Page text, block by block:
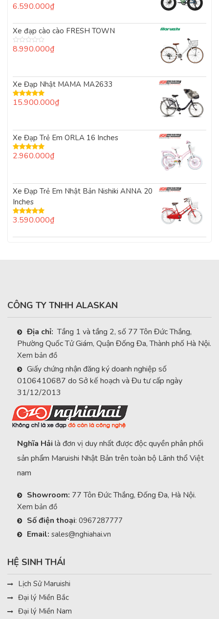
Được
0
5
sao
6.590.000₫
Xe đạp cào cào FRESH TOWN
Được
5
sao
8.990.000₫
Xe Đạp Nhật MAMA MA2633
Được xếp
15.900.000₫
Xe Đạp Trẻ Em ORLA 16 Inches
Được xếp
2.960.000₫
Xe Đạp Trẻ Em Nhật Bản Nishiki ANNA 20
Inches
Được xếp
3.590.000₫
CÔNG TY TNHH ALASKAN
Địa chỉ: Tầng 1 và tầng 2, số 77 Tôn Đức Thắng,
Phường Quốc Tử Giám, Quận Đống Đa, Thành phố Hà Nội.
Xem bản đồ
Giấy chứng nhận đăng ký doanh nghiệp số
0106410687 do Sở kế hoạch và Đu tư cấp ngày
31/12/2013
Nghĩa Hải là đơn vị duy nhất được độc quyền phân phối
sản phẩm Maruishi Nhật Bản trên toàn bộ Lãnh thổ Việt
nam
Showroom: 77 Tôn Đức Thắng, Đống Đa, Hà Nội.
Xem bản đồ
Số điện thoại: 0967287777
Email: sales@nghiahai.vn
HỆ SINH THÁI
Lịch Sử Maruishi
Đại lý Miền Bắc
Đại lý Miền Nam